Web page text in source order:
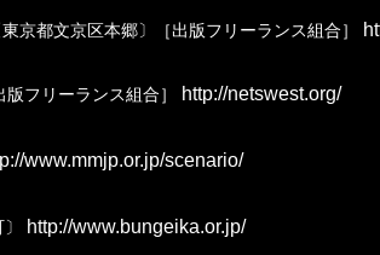
東京都文京区本郷〕［出版フリーランス組合］
フリーランス組合］ http://netswest.org/
www.mmjp.or.jp/scenario/
http://www.bungeika.or.jp/